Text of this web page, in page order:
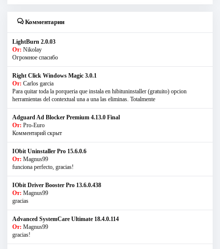
Комментарии
LightBurn 2.0.03
От: Nikolay
Огромное спасибо
Right Click Windows Magic 3.0.1
От: Carlos garcia
Para quitar toda la porqueria que instala en hibituninstaller (gratuito) opcion
herramientas del contextual una a una las eliminas. Totalmente
Adguard Ad Blocker Premium 4.13.0 Final
От: Pro-Euro
Комментарий скрыт
IObit Uninstaller Pro 15.6.0.6
От: Magnus99
funciona perfecto, gracias!
IObit Driver Booster Pro 13.6.0.438
От: Magnus99
gracias
Advanced SystemCare Ultimate 18.4.0.114
От: Magnus99
gracias!